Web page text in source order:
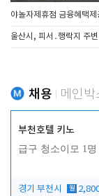
야놀자제휴점 금융혜택
울산시, 피서․행락지 주
채용 메인박
부천호텔 키노
급구 청소이모 1
경기 부천시 월